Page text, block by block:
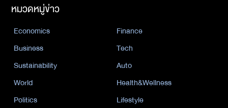
หมวดหมู่ข่าว
Economics
Finance
Business
Tech
Sustainability
Auto
World
Health&Wellness
Politics
Lifestyle